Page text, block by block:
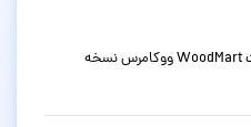
قالب فروشگاهی چندمنظوره وودمارت WoodMart ووکامرس نسخه